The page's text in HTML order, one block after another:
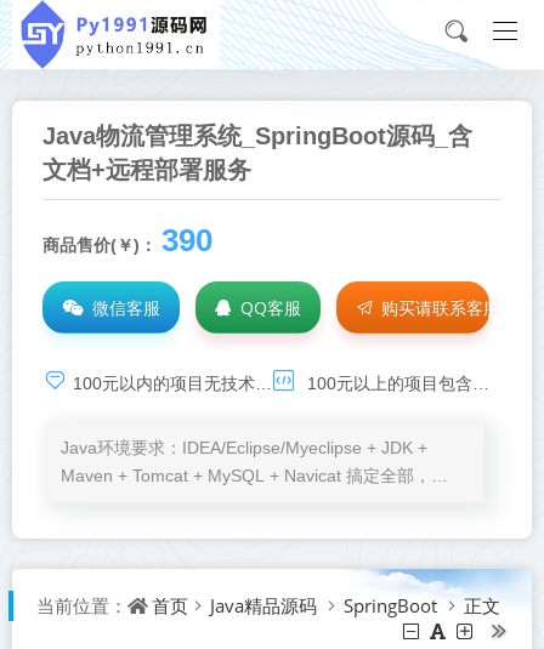
Java物流管理系统_SpringBoot源码_含
文档+远程部署服务
商品售价(￥)： 390
微信客服 QQ客服 购买请联系客服
100元以内的项目无技术基础服务，承诺项目可运行，如需技术支持，请点击： 100元以上的项目包含环境安装、程序运行、BUG调试等免费服务
Java环境要求：IDEA/Eclipse/Myeclipse + JDK +
Maven + Tomcat + MySQL + Navicat 搞定全部，
当前位置： 首页 Java精品源码 SpringBoot 正文